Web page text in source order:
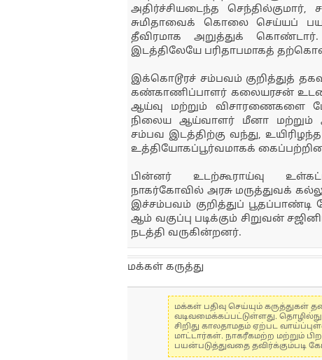
அதிர்ச்சியடைந்த செந்தில்குமார்,
சுமிதாவைக் கொலை செய்யப்
தீவிரமாக அறுத்துக்
இடத்திலேயே பரிதாபமாகத்
இக்கொடூரச் சம்பவம் குறித்துத்
கண்காணிப்பாளர் கலையரசன்
ஆய்வு மற்றும் விசாரணைகளை
நிலைய ஆய்வாளர் மீனா மற்றும்
சம்பவ இடத்திற்கு வந்து,
உத்தியோகப்பூர்வமாகக்
பின்னர் உடற்கூராய்வு
நாகர்கோவில் அரசு மருத்துவக்
இச்சம்பவம் குறித்துப் பூதப்பாண்டி
ஆம் வகுப்பு படிக்கும் சிறுவன்
நடத்தி வருகின்றனர்.
மக்கள் கருத்து
மக்கள் பதிவு செய்யும்
வடிவமைக்கப்பட்டுள்ளது.
சிறிது காலதாமதம் ஏற்பட
மாட்டார்கள். நாகரீகமற்ற மற்றும்
பயன்படுத்துவதை தவிர்க்கும்படி